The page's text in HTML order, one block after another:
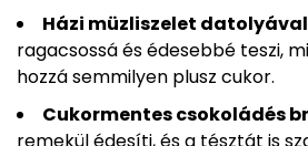
Házi müzliszelet datolyával
ragacsossá és édesebbé teszi,
hozzá semmilyen plusz cukor.
Cukormentes csokoládés
remekül édesíti, és a tésztát is